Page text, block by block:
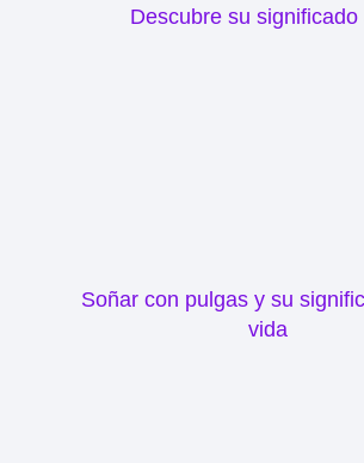
Descubre su significado
Soñar con pulgas y su
vida